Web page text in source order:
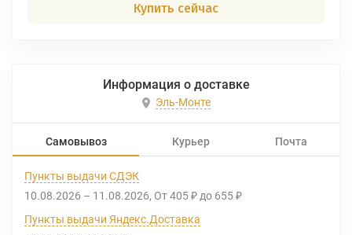
Купить сейчас
Информация о доставке
Эль-Монте
Самовывоз Курьер Почта
Пункты выдачи СДЭК
10.08.2026 – 11.08.2026 От 405 ₽ до 655 ₽
Пункты выдачи Яндекс.Доставка